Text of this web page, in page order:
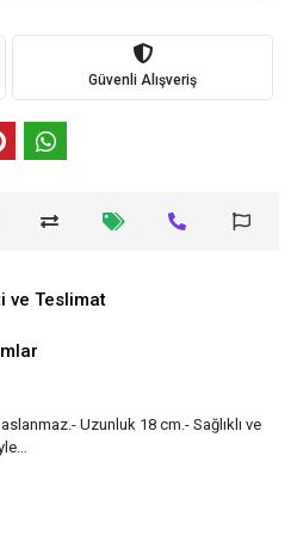
Güvenli Alışveriş
ve Teslimat
Uzunluk 18 cm.- Sağlıklı ve